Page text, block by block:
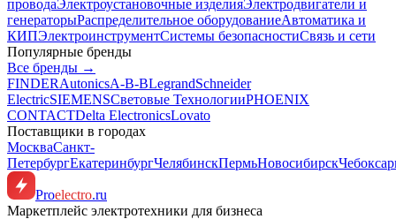
проводаЭлектроустановочные изделияЭлектродвигатели и
генераторыРаспределительное оборудованиеАвтоматика и
КИПЭлектроинструментСистемы безопасностиСвязь и сети
Популярные бренды
Все бренды →
FINDERAutonicsA-B-BLegrandSchneider
ElectricSIEMENSСветовые ТехнологииPHOENIX
CONTACTDelta ElectronicsLovato
Поставщики в городах
МоскваСанкт-
ПетербургЕкатеринбургЧелябинскПермьНовосибирск
Proelectro.ru
Маркетплейс электротехники для бизнеса